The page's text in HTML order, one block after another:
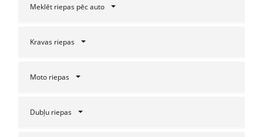
Meklēt riepas pēc auto
Kravas riepas
Moto riepas
Dubļu riepas